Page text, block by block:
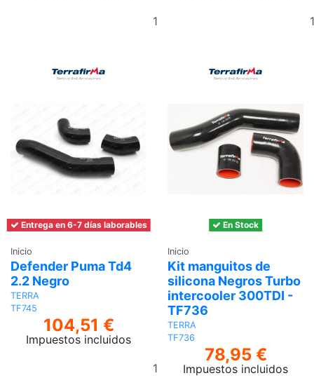
Entrega en 6-7 días laborables
Inicio
Defender Puma Td4
2.2 Negro
TERRA
TF745
104,51 €
Impuestos incluidos
Añadir
al
En Stock
Inicio
Kit manguitos de
silicona Negros Turbo
intercooler 300TDI -
TF736
TERRA
TF736
78,95 €
Impuestos incluidos